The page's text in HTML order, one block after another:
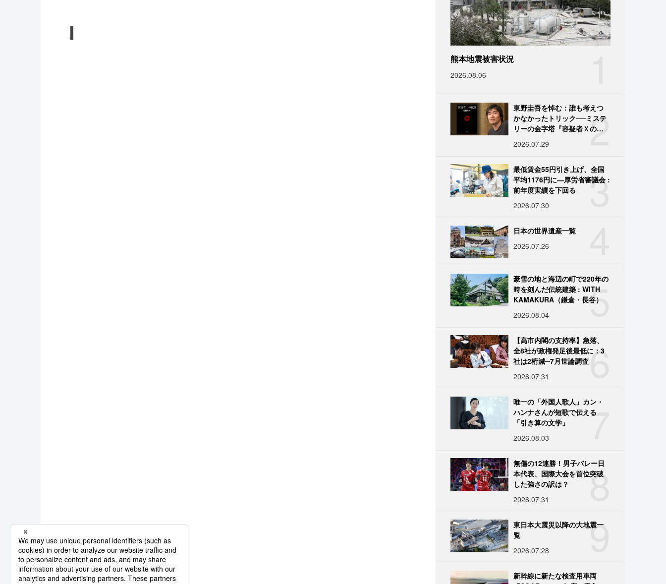
熊本地震被害状況
2026.08.06
2
東野圭吾を悼む：誰も考えつ
かなかったトリック──ミステ
リーの金字塔『容疑者Ｘの献
2026.07.29
3
最低賃金55円引き上げ、全国
平均1176円に―厚労省審議会 :
前年度実績を下回る
2026.07.30
日本の世界遺産一覧
2026.07.26
5
豪雪の地と海辺の町で220年の
時を刻んだ伝統建築 : WITH
KAMAKURA（鎌倉・長谷）
2026.08.04
6
【高市内閣の支持率】急落、
全8社が政権発足後最低に：3
社は2桁減─7月世論調査
2026.07.31
7
唯一の「外国人歌人」カン・
ハンナさんが短歌で伝える
「引き算の文学」
2026.08.03
8
無傷の12連勝！男子バレー日
本代表、国際大会を首位突破
した強さの訳は？
2026.07.31
9
東日本大震災以降の大地震一
覧
2026.07.28
新幹線に新たな検査用車両